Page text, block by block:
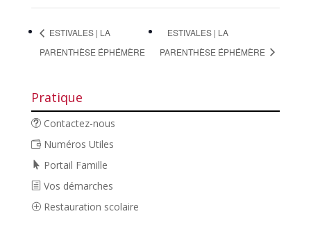
ESTIVALES | LA
PARENTHÈSE ÉPHÉMÈRE
ESTIVALES | LA
PARENTHÈSE ÉPHÉMÈRE
Pratique
Contactez-nous
Numéros Utiles
Portail Famille
Vos démarches
Restauration scolaire